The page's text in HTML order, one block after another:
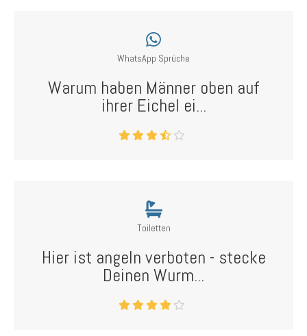
WhatsApp Sprüche
Warum haben Männer oben auf
ihrer Eichel ei...
Toiletten
Hier ist angeln verboten - stecke
Deinen Wurm...